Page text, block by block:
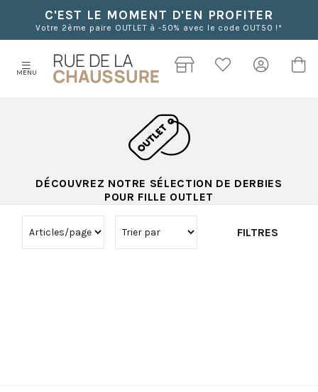
C'EST LE MOMENT D'EN PROFITER
Votre 2ème paire OUTLET à -50% avec le code OUT50 !*
MENU
DÉCOUVREZ NOTRE SÉLECTION DE DERBIES
POUR FILLE OUTLET
FILTRES